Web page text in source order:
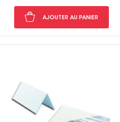
AJOUTER AU PANIER